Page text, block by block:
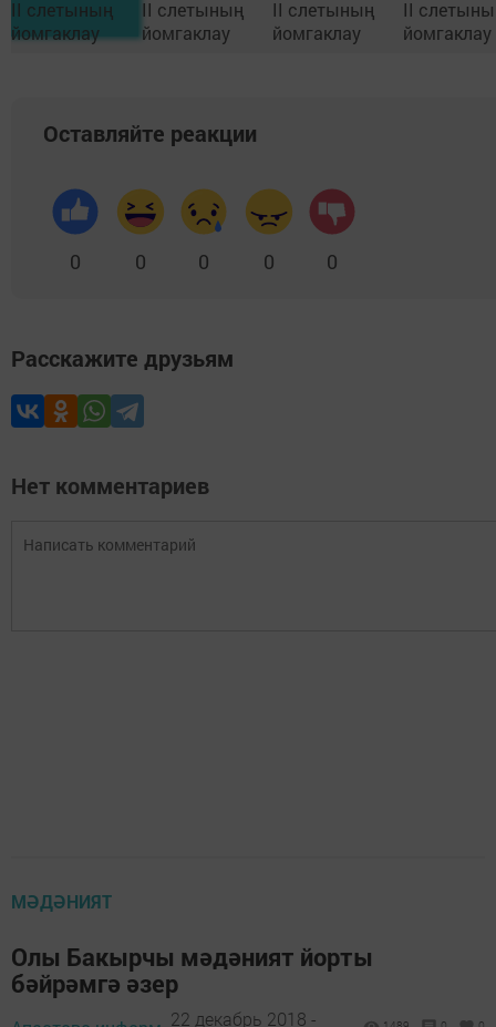
Оставляйте реакции
0 0 0 0 0
Расскажите друзьям
Нет комментариев
МӘДӘНИЯТ
Олы Бакырчы мәдәният йорты
бәйрәмгә әзер
22 декабрь 2018 -